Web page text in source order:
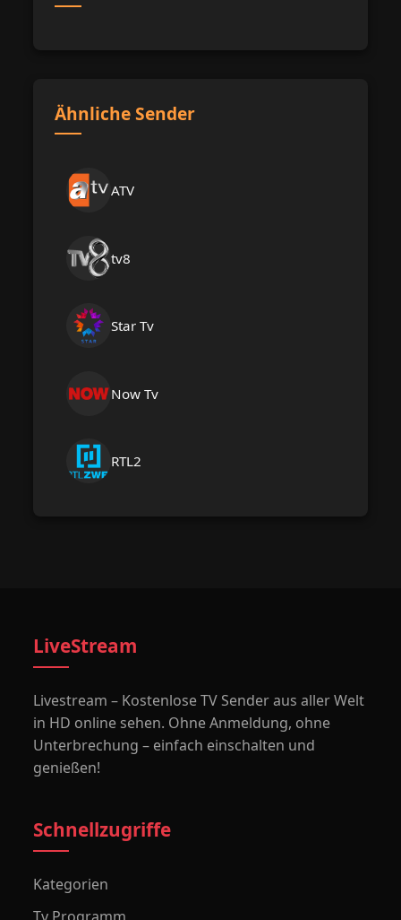
Ähnliche Sender
ATV
tv8
Star Tv
Now Tv
RTL2
LiveStream
Livestream – Kostenlose TV Sender aus aller Welt
in HD online sehen. Ohne Anmeldung, ohne
Unterbrechung – einfach einschalten und
genießen!
Schnellzugriffe
Kategorien